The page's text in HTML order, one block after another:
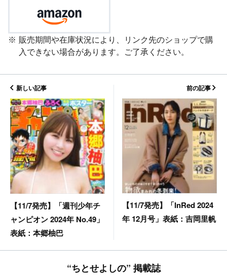
販売期間や在庫状況により、リンク先のショップで購
入できない場合があります。ご了承ください。
新しい記事
【11/7発売】「週刊少年チ
ャンピオン 2024年 No.49」
表紙：本郷柚巴
前の記事
【11/7発売】「InRed 2024
年 12月号」表紙：吉岡里帆
“ちとせよしの” 掲載誌